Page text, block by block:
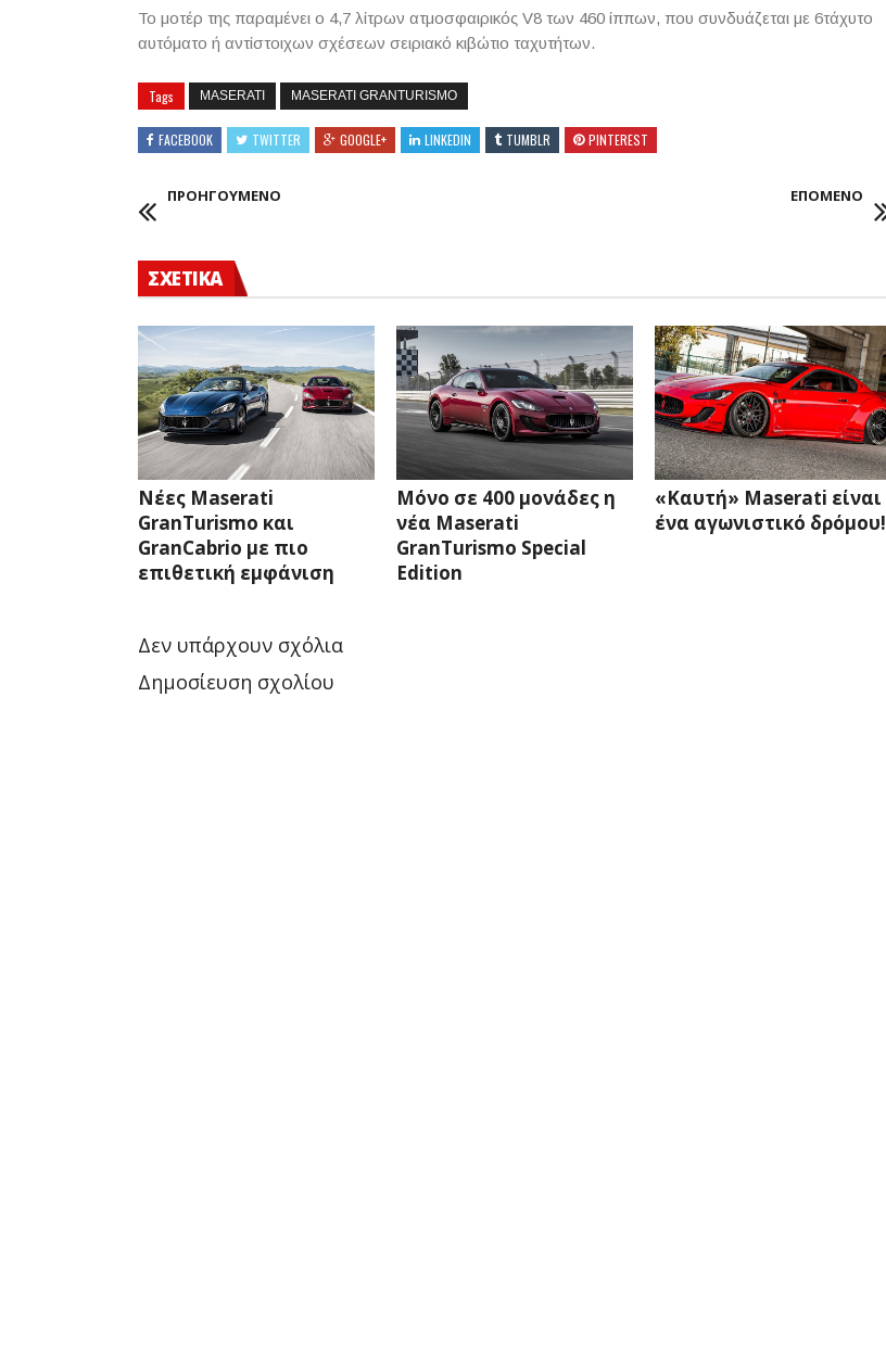
Το μοτέρ της παραμένει ο 4,7 λίτρων ατμοσφαιρικός V8 των 460 ίππων, που συνδυάζεται με 6τάχυτο
αυτόματο ή αντίστοιχων σχέσεων σειριακό κιβώτιο ταχυτήτων.
Tags MASERATI MASERATI GRANTURISMO
FACEBOOK TWITTER GOOGLE+ LINKEDIN TUMBLR PINTEREST
ΠΡΟΗΓΟΥΜΕΝΟ ΕΠΟΜΕΝΟ
ΣΧΕΤΙΚΑ
Νέες Maserati
GranTurismo και
GranCabrio με πιο
επιθετική εμφάνιση
Μόνο σε 400 μονάδες η
νέα Maserati
GranTurismo Special
Edition
«Καυτή» Maserati είναι
ένα αγωνιστικό δρόμου!
Δεν υπάρχουν σχόλια
Δημοσίευση σχολίου